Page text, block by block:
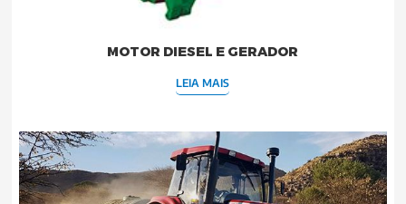
MOTOR DIESEL E GERADOR
LEIA MAIS